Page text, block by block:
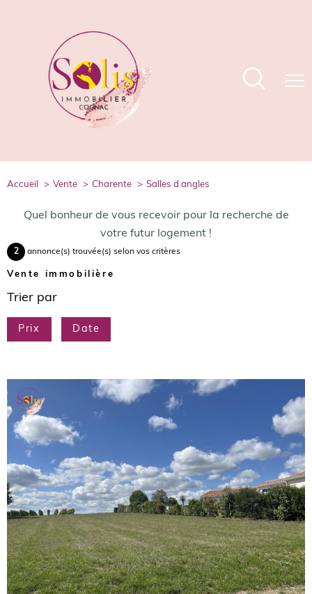
accueil vente charente salles d angles
Quel bonheur de vous recevoir pour la recherche de
votre futur logement !
2 annonce(s) trouvée(s) selon vos critères
Vente immobilière
Trier par
Prix Date